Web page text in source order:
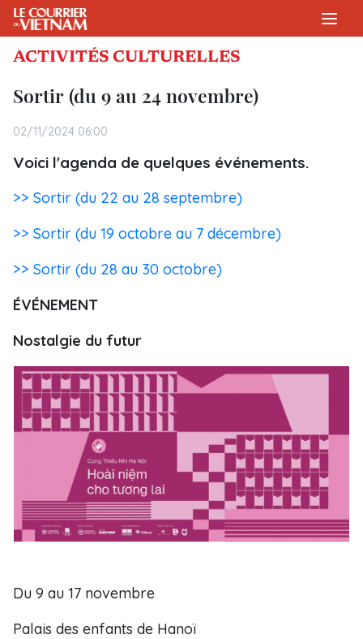
ACTIVITÉS CULTURELLES
Sortir (du 9 au 24 novembre)
02/11/2024 06:00
Voici l'agenda de quelques événements.
>> Sortir (du 22 au 28 septembre)
>> Sortir (du 19 octobre au 7 décembre)
>> Sortir (du 28 au 30 octobre)
ÉVÉNEMENT
Nostalgie du futur
Du 9 au 17 novembre
Palais des enfants de Hanoï